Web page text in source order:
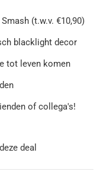
(t.w.v. €10,90)
blacklight decor
tot leven komen
of collega's!
deal